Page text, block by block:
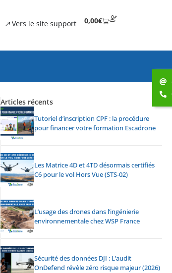
Vers le site support 0,00€
Articles récents
Tutoriel d’inscription CPF : la procédure
pour financer votre formation Escadrone
Les Matrice 4D et 4TD désormais certifiés
C6 pour le vol Hors Vue (STS-02)
L’usage des drones dans l’ingénierie
environnementale chez WSP France
Sécurité des données DJI : L’audit
OnDefend révèle zéro risque majeur (2026)